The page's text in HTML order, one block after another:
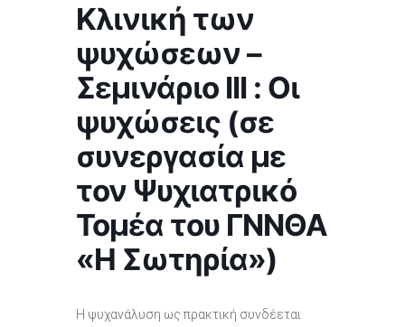
Κλινική των
ψυχώσεων –
Σεμινάριο ΙΙΙ : Οι
ψυχώσεις (σε
συνεργασία με
τον Ψυχιατρικό
Τομέα του ΓΝΝΘΑ
«Η Σωτηρία»)
Η ψυχανάλυση ως πρακτική συνδέεται